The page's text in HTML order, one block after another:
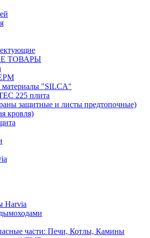
ТОВАРЫ
материалы "SILCA"
225 плита
защитные и листы предтопочные)
кровля)
Harvia
части: Печи, Котлы, Камины